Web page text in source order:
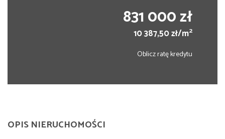
831 000 zł
10 387,50 zł/m2
Oblicz ratę kredytu
OPIS NIERUCHOMOŚCI